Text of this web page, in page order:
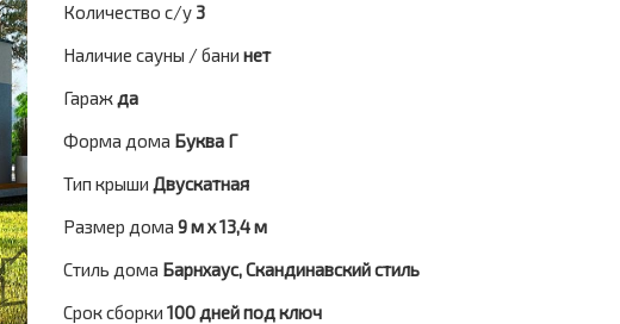
Количество с/у 3
Наличие сауны / бани нет
Гаражда
Форма дома Буква Г
Тип крыши Двускатная
Размер дома 9 м х 13,4 м
Стиль дома Барнхаус, Скандинавский стиль
Срок сборки 100 дней под ключ